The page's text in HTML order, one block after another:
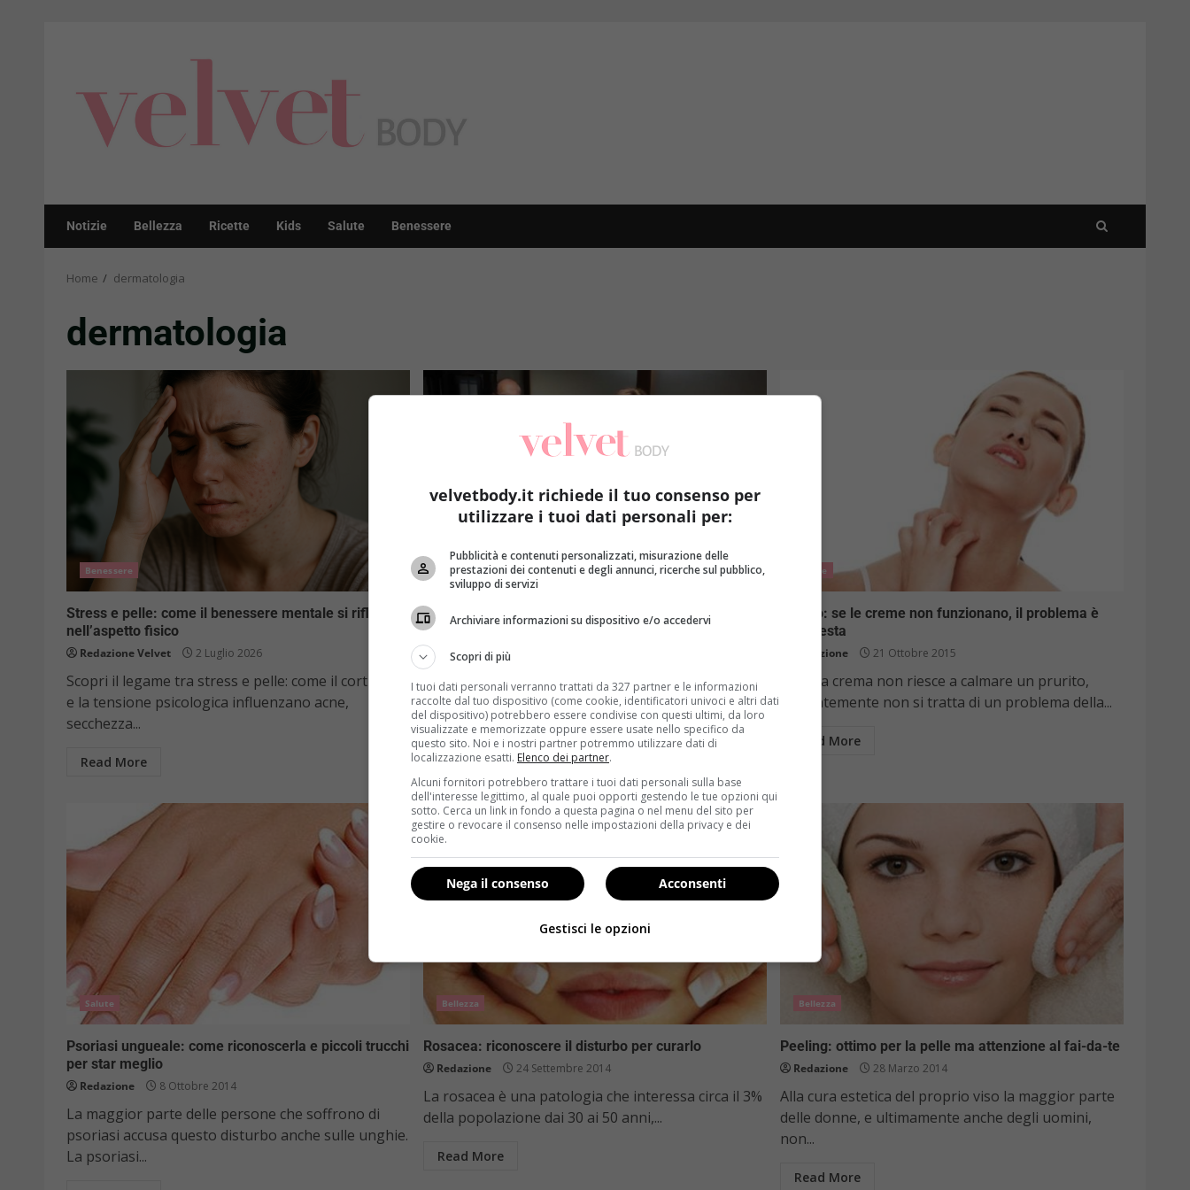
Notizie Bellezza Ricette Kids Salute Benessere
Home dermatologia
dermatologia
Benessere
Stress e pelle: come il benessere mentale si riflette
nell’aspetto fisico
Redazione Velvet 2 Luglio 2026
Scopri il legame tra stress e pelle: come il cortisolo
e la tensione psicologica influenzano acne,
secchezza...
Read More
Interviste
Elisabetta Sorbellini, dermatologa: “Con il filler è la
gestione degli inconvenienti a fare la differenza”
Raffaella Mazzei
La dott.ssa Elisabetta Sorbellini è una dermatologa
dello Studio Rinaldi di Milano nonché membro
dell’International Hair Research...
Read More
Salute
Prurito: se le creme non funzionano, il problema è
nella testa
Redazione 21 Ottobre 2015
Sei una crema non riesce a calmare un prurito,
evidentemente non si tratta di un problema della...
Read More
Salute
Psoriasi ungueale: come riconoscerla e piccoli trucchi
per star meglio
Redazione 8 Ottobre 2014
La maggior parte delle persone che soffrono di
psoriasi accusa questo disturbo anche sulle unghie.
La psoriasi...
Bellezza
Rosacea: riconoscere il disturbo per curarlo
Redazione 24 Settembre 2014
La rosacea è una patologia che interessa circa il 3%
della popolazione dai 30 ai 50 anni,...
Read More
Bellezza
Peeling: ottimo per la pelle ma attenzione al fai-da-te
Redazione 28 Marzo 2014
Alla cura estetica del proprio viso la maggior parte
delle donne, e ultimamente anche degli uomini,
non...
Read More
velvetbody.it richiede il tuo consenso per
utilizzare i tuoi dati personali per:
Pubblicità e contenuti personalizzati, misurazione delle
prestazioni dei contenuti e degli annunci, ricerche sul pubblico,
sviluppo di servizi
Archiviare informazioni su dispositivo e/o accedervi
Scopri di più
I tuoi dati personali verranno trattati da 327 partner e le informazioni
raccolte dal tuo dispositivo (come cookie, identificatori univoci e altri dati
del dispositivo) potrebbero essere condivise con questi ultimi, da loro
visualizzate e memorizzate oppure essere usate nello specifico da
questo sito. Noi e i nostri partner potremmo utilizzare dati di
localizzazione esatti. Elenco dei partner.
Alcuni fornitori potrebbero trattare i tuoi dati personali sulla base
dell'interesse legittimo, al quale puoi opporti gestendo le tue opzioni qui
sotto. Cerca un link in fondo a questa pagina o nel menu del sito per
gestire o revocare il consenso nelle impostazioni della privacy e dei
cookie.
Acconsenti
Nega il consenso
Gestisci le opzioni